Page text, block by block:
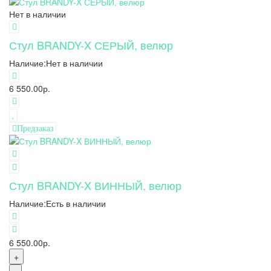
Нет в наличии
Стул BRANDY-X СЕРЫЙ, велюр
Наличие:Нет в наличии
6 550.00р.
Предзаказ
Стул BRANDY-X ВИННЫЙ, велюр
Наличие:Есть в наличии
6 550.00р.
+